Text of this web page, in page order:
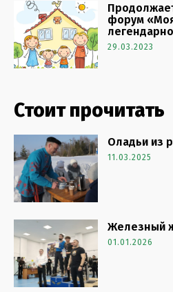
форум
29.03.2023
Стоит прочитать
Оладьи из
11.03.2025
Железный
01.01.2026